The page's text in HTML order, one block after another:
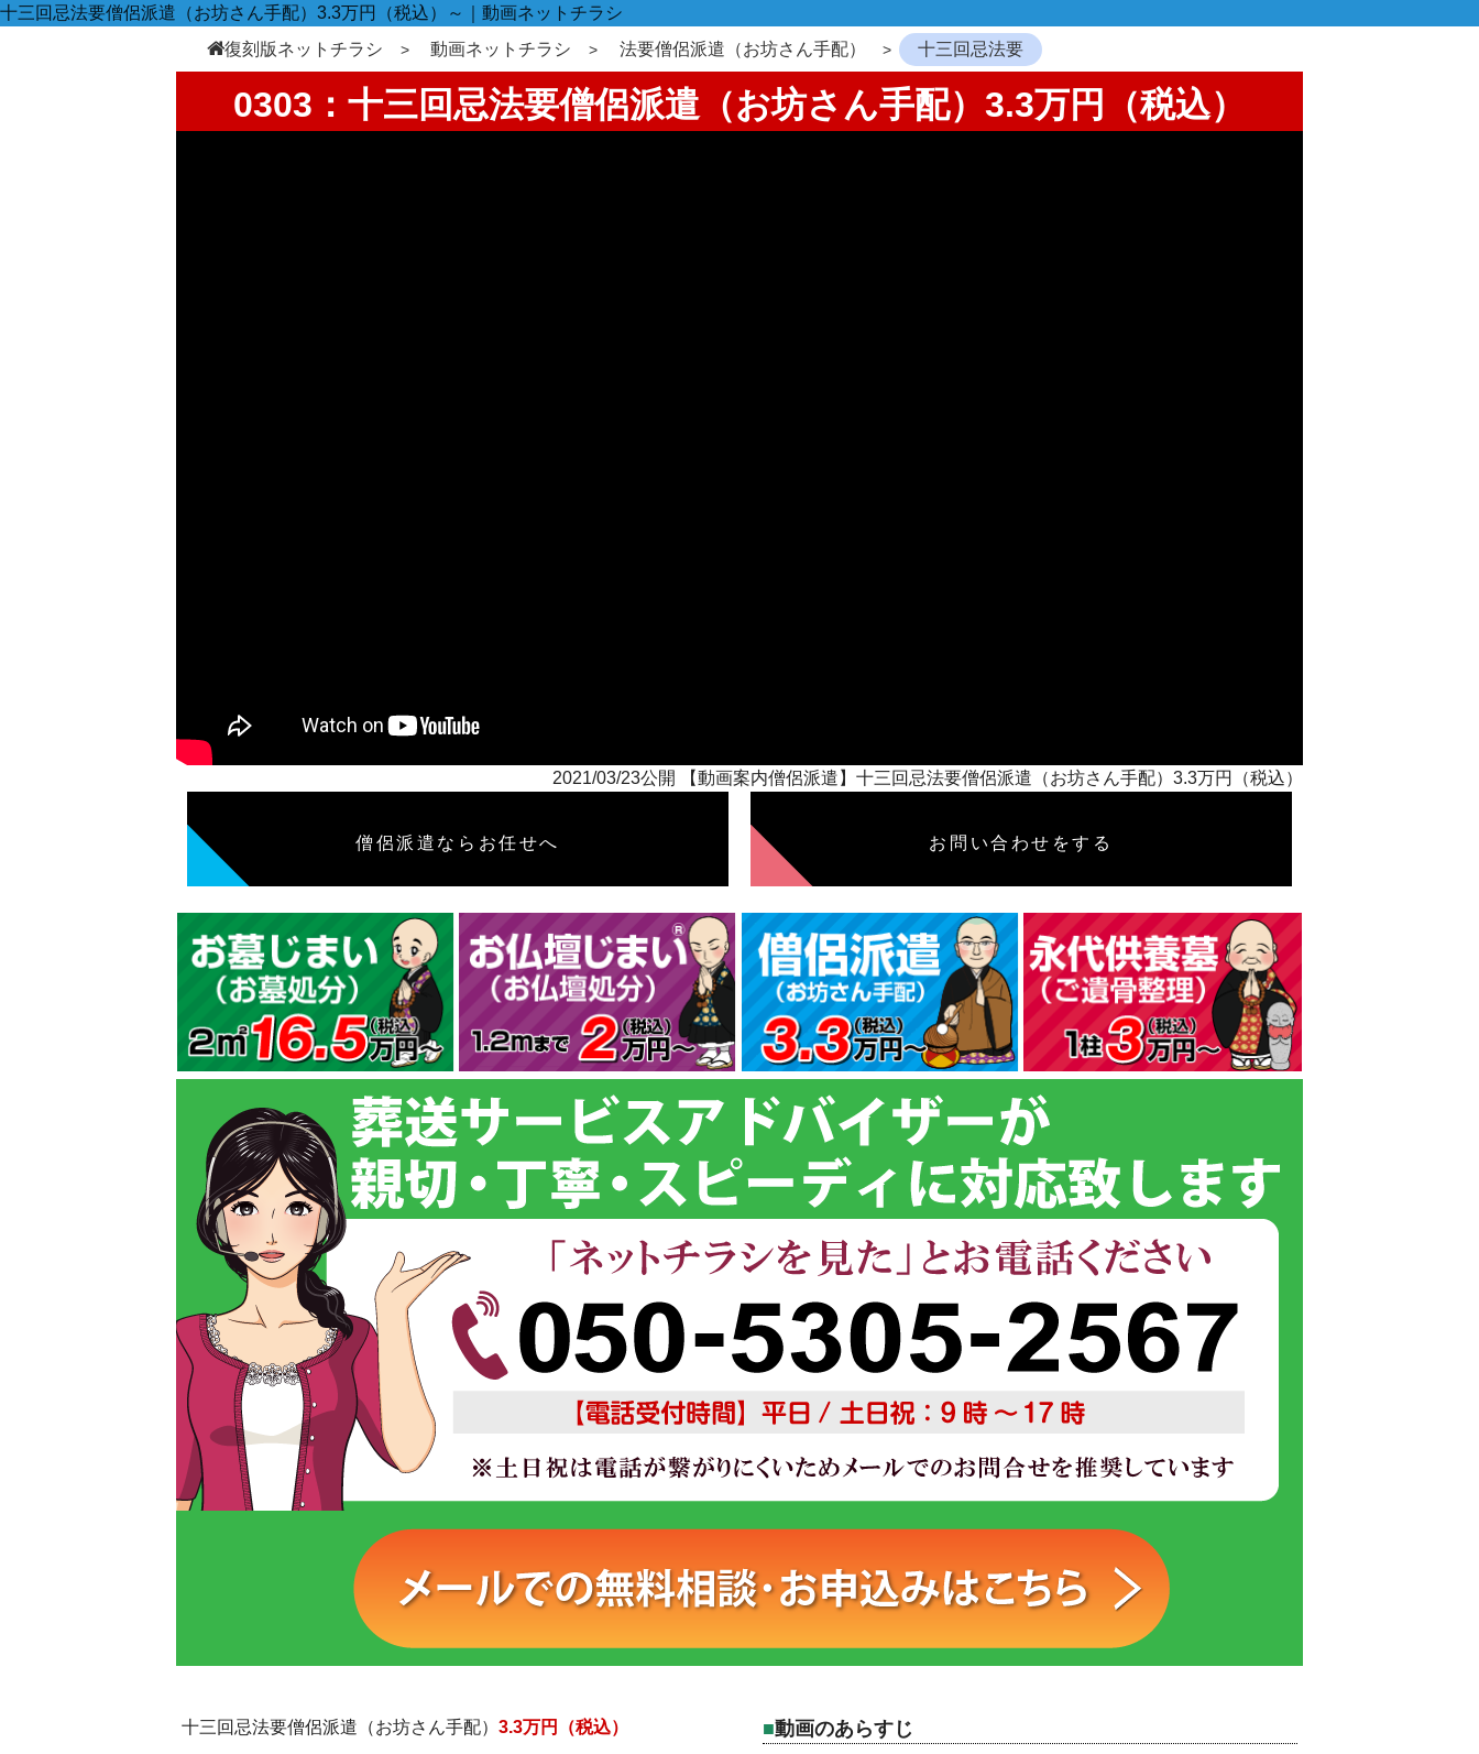
十三回忌法要僧侶派遣（お坊さん手配）3.3万円（税込）～｜動画ネットチラシ
復刻版ネットチラシ
動画ネットチラシ 法要僧侶派遣（お坊さん手配） 十三回忌法要
0303：十三回忌法要僧侶派遣（お坊さん手配）3.3万円（税込）
2021/03/23公開 【動画案内僧侶派遣】十三回忌法要僧侶派遣（お坊さん手配）3.3万円（税込）
僧侶派遣ならお任せへ お問い合わせをする
十三回忌法要僧侶派遣（お坊さん手配）3.3万円（税込） 動画のあらすじ